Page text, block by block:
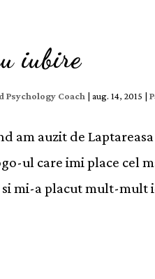
iubire
Psychology Coach | aug. 14, 2015 |
am auzit de
ul care imi place cel
mi-a placut mult-mult